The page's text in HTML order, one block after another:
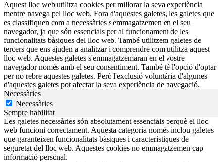
Aquest lloc web utilitza cookies per millorar la seva experiència
mentre navega pel lloc web. Fora d'aquestes galetes, les galetes que
es classifiquen com a necessàries s'emmagatzemen en el seu
navegador, ja que són essencials per al funcionament de les
funcionalitats bàsiques del lloc web. També utilitzem galetes de
tercers que ens ajuden a analitzar i comprendre com utilitza aquest
lloc web. Aquestes galetes s'emmagatzemaran en el vostre
navegador només amb el seu consentiment. També té l'opció d'optar
per no rebre aquestes galetes. Però l'exclusió voluntària d'algunes
d'aquestes galetes pot afectar la seva experiència de navegació.
Necessàries
Necessàries
Sempre habilitat
Les galetes necessàries són absolutament essencials perquè el lloc
web funcioni correctament. Aquesta categoria només inclou galetes
que garanteixen funcionalitats bàsiques i característiques de
seguretat del lloc web. Aquestes cookies no emmagatzemen cap
informació personal.